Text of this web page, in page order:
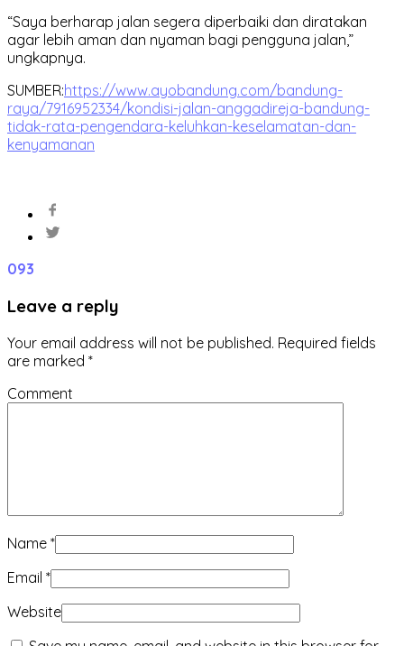
“Saya berharap jalan segera diperbaiki dan diratakan
agar lebih aman dan nyaman bagi pengguna jalan,”
ungkapnya.
SUMBER:https://www.ayobandung.com/bandung-
raya/7916952334/kondisi-jalan-anggadireja-bandung-
tidak-rata-pengendara-keluhkan-keselamatan-dan-
kenyamanan
093
Leave a reply
Your email address will not be published. Required fields
are marked *
Comment
Name *
Email *
Website